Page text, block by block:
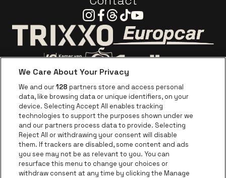
Instagram
Facebook
Threads
TiktokYoutube
Ga naar de website van Trixxo
Ga naar de website van Voka Limburg
Ga naar de website
Ga naar de website van Coca-Cola
Ga naar de website van
Ga naar de
Ga naar de website van Champagne
Ga naar de website
Ga naar de website van Het logo
Ga naar de
We Care About Your Privacy
We and our128 partners store and access personal
data, like browsing data or unique identifiers, on your
device. Selecting Accept All enables tracking
technologies to support the purposes shown under we
and our partners process data to provide. Selecting
Reject All or withdrawing your consent will disable
them. If trackers are disabled, some content and ads
you see may not be as relevant to you. You can
resurface this menu to change your choices or
withdraw consent at any time by clicking the Manage